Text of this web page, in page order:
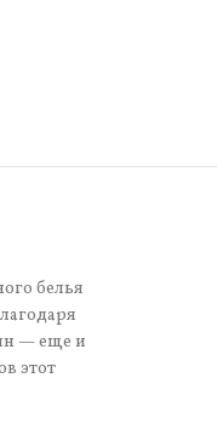
белья
— еще и
этот